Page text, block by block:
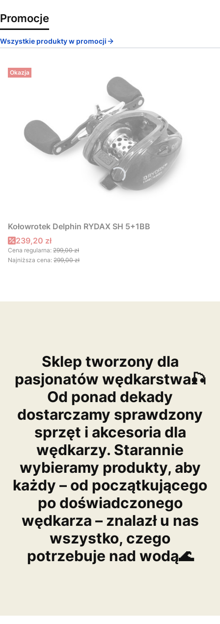
Promocje
Wszystkie produkty w promocji
Okazja
Kołowrotek Delphin RYDAX SH 5+1BB
Cena promocyjna
239,20 zł
Cena regularna: 299,00 zł
Najniższa cena: 299,00 zł
Sklep tworzony dla
pasjonatów wędkarstwa🎣
Od ponad dekady
dostarczamy sprawdzony
sprzęt i akcesoria dla
wędkarzy. Starannie
wybieramy produkty, aby
każdy – od początkującego
po doświadczonego
wędkarza – znalazł u nas
wszystko, czego
potrzebuje nad wodą🌊